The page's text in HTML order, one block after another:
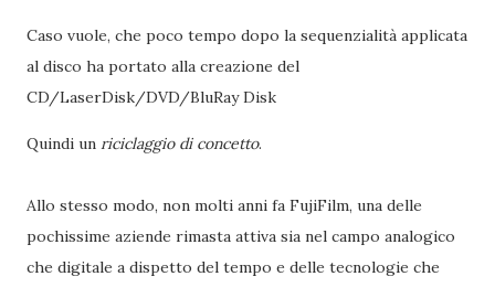
Caso vuole, che poco tempo dopo la sequenzialità applicata
al disco ha portato alla creazione del
CD/LaserDisk/DVD/BluRay Disk
Quindi un riciclaggio di concetto.
Allo stesso modo, non molti anni fa FujiFilm, una delle
pochissime aziende rimasta attiva sia nel campo analogico
che digitale a dispetto del tempo e delle tecnologie che